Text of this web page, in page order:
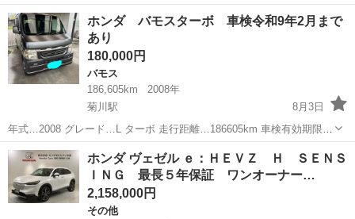
名： ホンダ ■ 車種名： Ｎ－ＯＮＥ ■ グレード名： Ｇ スマ
ートキー ドライブレコーダー 衝突安全ボディ 横滑り防止装置
ベンチシート ...
愛知 知多市 N-ONE
ホンダ バモスターボ 車検令和9年2月まで
あり
180,000円
バモス
186,605km
2008年
菊川駅
8月3日
年式…2008 グレード…L ターボ 走行距離…186605km 車検有効期限…
2027年2月 型式…ABA-HM1 ミッション…FAT 排気量…650cc 修復
歴…エンジンマウント交換 スライドドアが少々開けにくいです。...
静岡 御前崎市 菊川駅 バモス
ホンダ ヴェゼル ｅ：ＨＥＶＺ Ｈ ＳＥＮＳ
ＩＮＧ 最長５年保証 ワンオーナー…
2,158,000円
その他